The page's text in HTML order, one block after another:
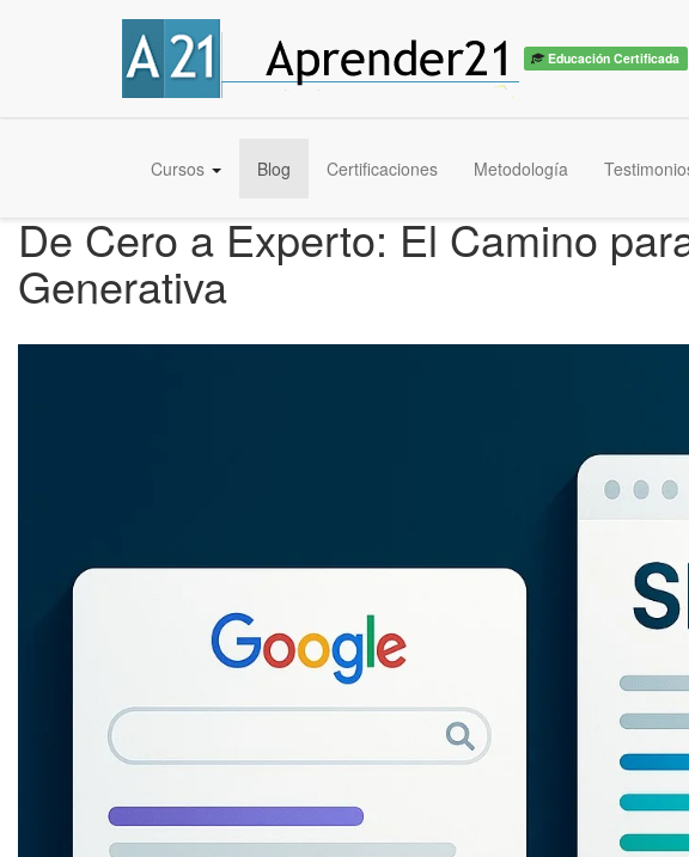
Educación Certificada
Cursos Blog Certificaciones Metodología
De Cero a Experto: El Camino
Generativa